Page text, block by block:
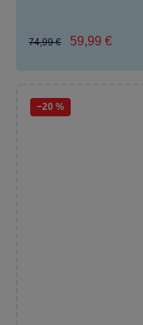
74,99 € 59,99 €
−20 %